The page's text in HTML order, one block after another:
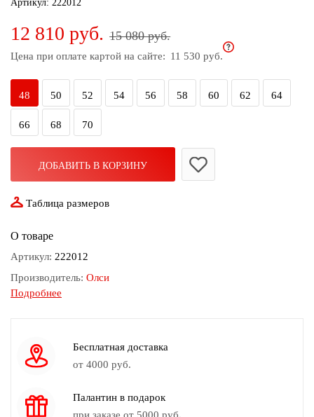
Белье
и
Одежда
пляжа
Артикул: 222012
12 810 руб. 15 080 руб.
Цена при оплате картой на сайте: 11 530 руб.
48 50 52 54 56 58 60 62 64
66 68 70
ДОБАВИТЬ В КОРЗИНУ
Таблица размеров
О товаре
Артикул: 222012
Производитель: Олси
Состав:95% шерсть; 5% эластан
Размер модели на фото:52
Подробнее
Бесплатная доставка
от 4000 руб.
Палантин в подарок